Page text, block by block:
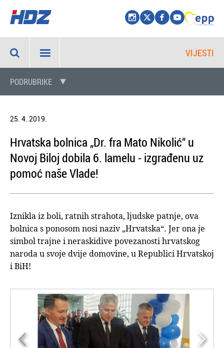
VIJESTI
PODRUBRIKE
25. 4. 2019.
Hrvatska bolnica „Dr. fra Mato Nikolić“ u
Novoj Biloj dobila 6. lamelu - izgrađenu uz
pomoć naše Vlade!
Iznikla iz boli, ratnih strahota, ljudske patnje, ova
bolnica s ponosom nosi naziv „Hrvatska“. Jer ona je
simbol trajne i neraskidive povezanosti hrvatskog
naroda u svoje dvije domovine, u Republici Hrvatskoj
i BiH!

